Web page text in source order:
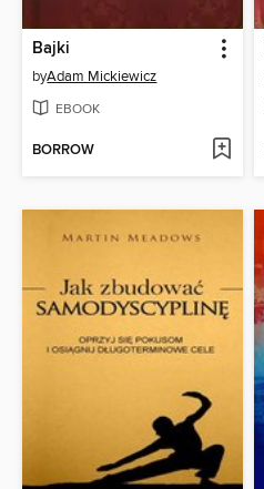
Bajki
byAdam Mickiewicz
EBOOK
BORROW